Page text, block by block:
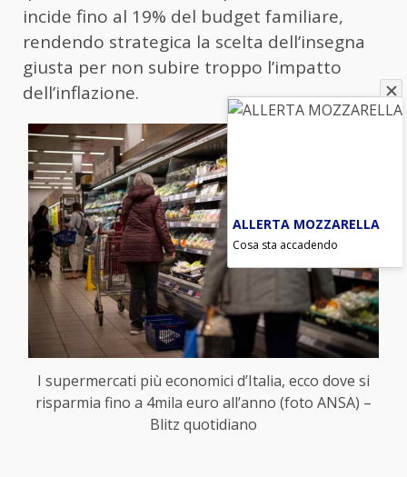
incide fino al 19% del budget familiare,
rendendo strategica la scelta dell’insegna
giusta per non subire troppo l’impatto
dell’inflazione.
I supermercati più economici d’Italia, ecco dove si
risparmia fino a 4mila euro all’anno (foto ANSA) –
Blitz quotidiano
ALLERTA MOZZARELLA
Cosa sta accadendo